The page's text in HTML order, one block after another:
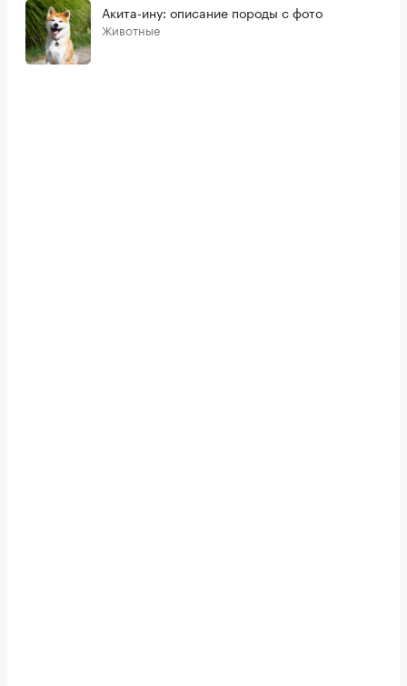
Акита-ину: описание породы с фото
Животные